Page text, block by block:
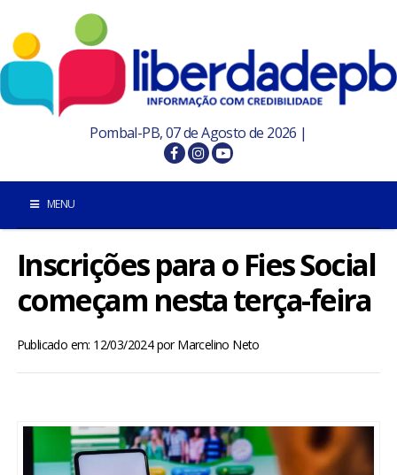
Pombal-PB, 07 de Agosto de 2026 |
MENU
POMBAL E REGIÃO
PARAÍBA
MUNDO
Inscrições para o Fies Social
começam nesta terça-feira
Publicado em: 12/03/2024porMarcelino Neto